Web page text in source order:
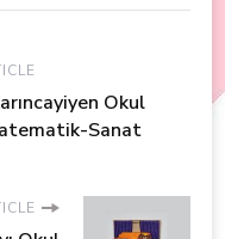
Okul
Sanat